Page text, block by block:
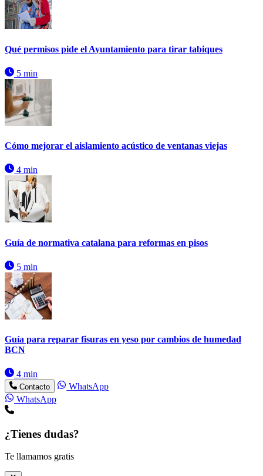
Qué permisos pide el Ayuntamiento para tirar tabiques
5 min
Cómo mejorar el aislamiento acústico de ventanas viejas
4 min
Guía de normativa catalana para reformas en pisos
5 min
Guía para reparar fisuras en yeso por cambios de humedad
BCN
4 min
Contacto
WhatsApp
WhatsApp
¿Tienes dudas?
Te llamamos gratis